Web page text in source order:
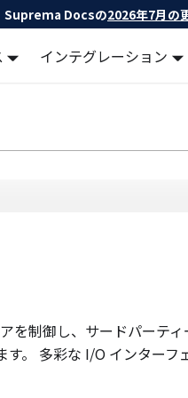
Suprema Docsの2026年7月の
インテグレーション
制御し、サードパーテ
。 多彩な I/O インター